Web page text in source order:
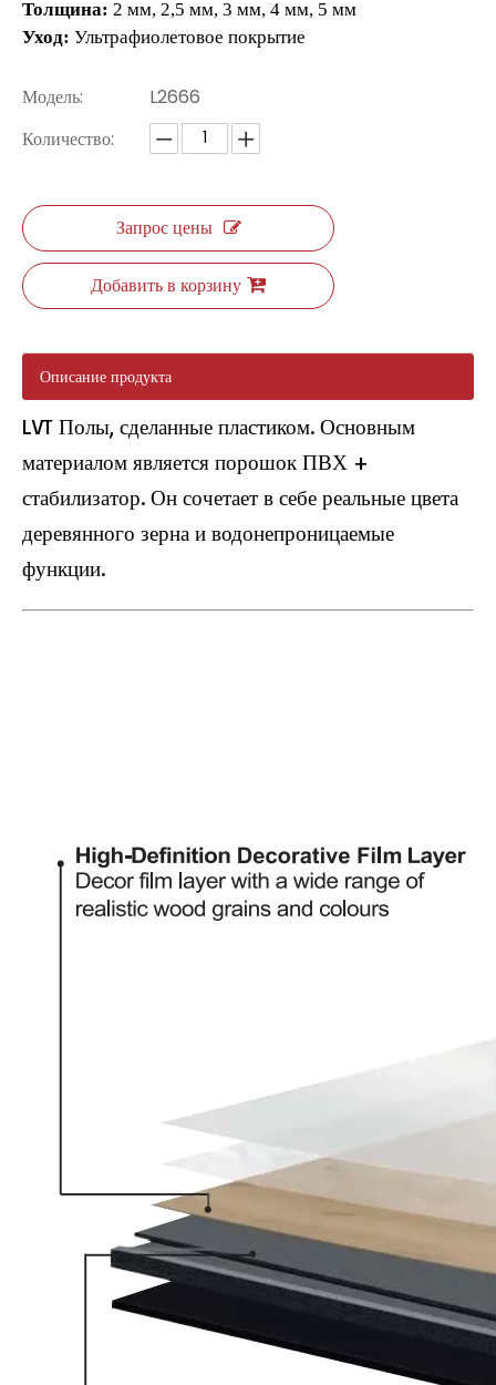
2505 SPC Гибридный пол 2504 Гибридный пол
Толщина: 2 мм, 2,5 мм, 3 мм, 4 мм, 5 мм
Уход: Ультрафиолетовое покрытие
Модель:
L2666
Количество:
Запрос цены
Добавить в корзину
Описание продукта
LVT Полы, сделанные пластиком. Основным
материалом является порошок ПВХ +
стабилизатор. Он сочетает в себе реальные цвета
деревянного зерна и водонепроницаемые
функции.